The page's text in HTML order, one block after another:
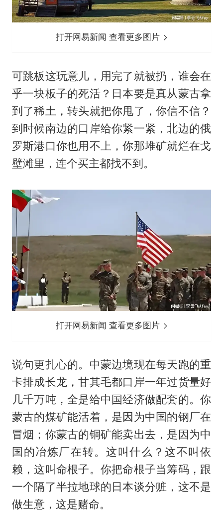
打开网易新闻 查看更多图片
可跳板这玩意儿，用完了就被扔，谁会在
乎一块板子的死活？日本要是真从蒙古拿
到了稀土，转头就把你甩了，你信不信？
到时候南边的口岸给你紧一紧，北边的俄
罗斯港口你也用不上，你那堆矿就烂在戈
壁滩里，连个买主都找不到。
打开网易新闻 查看更多图片
说句更扎心的。中蒙边境现在每天跑的重
卡排成长龙，甘其毛都口岸一年过货量好
几千万吨，全是给中国经济做配套的。你
蒙古的煤矿能活着，是因为中国的钢厂在
冒烟；你蒙古的铜矿能卖出去，是因为中
国的冶炼厂在转。这叫什么？这不叫依
赖，这叫命根子。你把命根子当筹码，跟
一个隔了半拉地球的日本谈分赃，这不是
做生意，这是赌命。